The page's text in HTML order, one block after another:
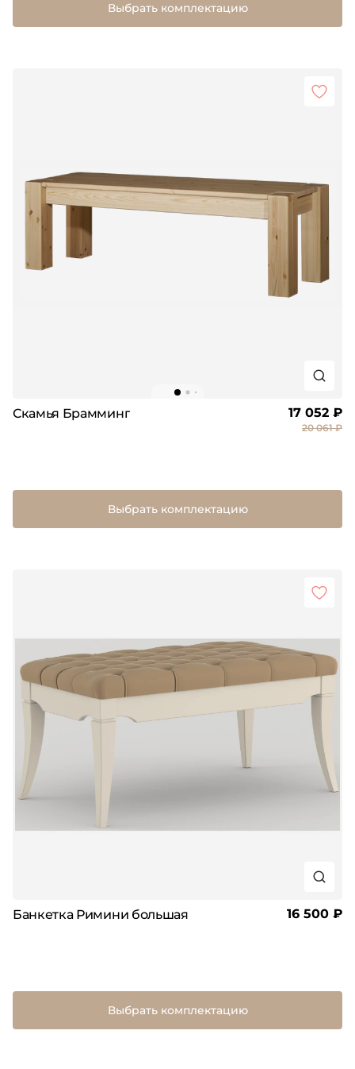
Выбрать комплектацию
Скамья Брамминг 17 052 ₽
20 061 ₽
Выбрать комплектацию
Банкетка Римини большая 16 500 ₽
Выбрать комплектацию